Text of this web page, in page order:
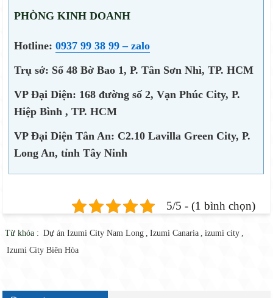
PHÒNG KINH DOANH
Hotline:0937 99 38 99 – zalo
Trụ sở: Số 48 Bờ Bao 1, P. Tân Sơn Nhì, TP. HCM
VP Đại Diện: 168 đường số 2, Vạn Phúc City, P.
Hiệp Bình , TP. HCM
VP Đại Diện Tân An: C2.10 Lavilla Green City, P.
Long An, tỉnh Tây Ninh
5/5 - (1 bình chọn)
Từ khóa : Dự án Izumi City Nam Long Izumi Canaria izumi city
Izumi City Biên Hòa